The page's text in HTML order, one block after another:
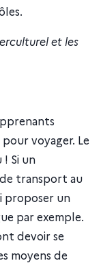
et les
voyager. Le
Si un
transport au
proposer un
par exemple.
devoir se
moyens de